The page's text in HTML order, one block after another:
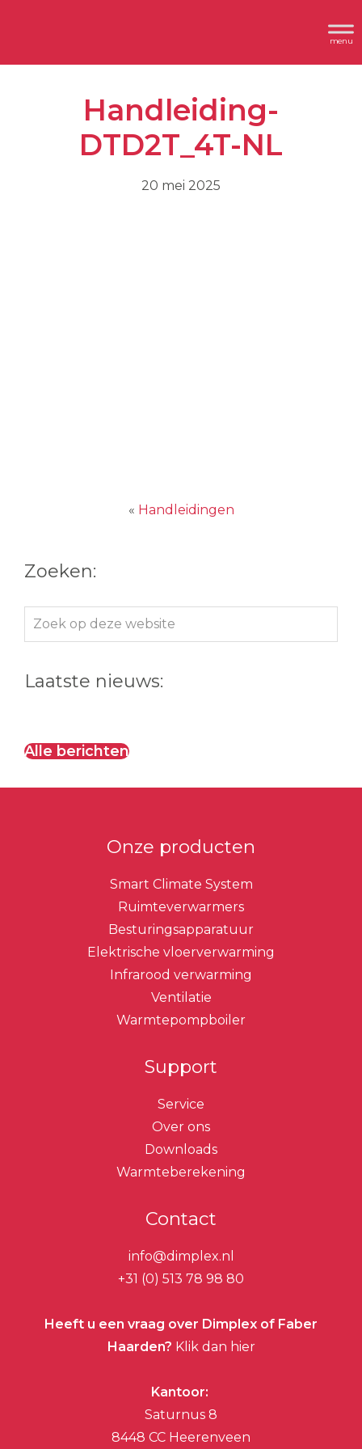
Header
Rechts
Handleiding-
DTD2T_4T-NL
20 mei 2025
« Handleidingen
Zoeken:
Zoek
op
website
Laatste nieuws:
Alle berichten
Onze producten
Smart Climate System
Ruimteverwarmers
Besturingsapparatuur
Elektrische vloerverwarming
Infrarood verwarming
Ventilatie
Warmtepompboiler
Support
Service
Over ons
Downloads
Warmteberekening
Contact
info@dimplex.nl
+31 (0) 513 78 98 80
Heeft u een vraag over Dimplex of Faber
Haarden? Klik dan hier
Kantoor:
Saturnus 8
8448 CC Heerenveen